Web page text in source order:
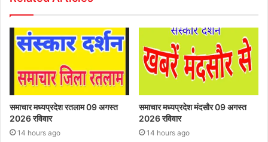
समाचार मध्यप्रदेश रतलाम 09 अगस्त
2026 रविवार
14 hours ago
समाचार मध्यप्रदेश मंदसौर 09 अगस्त
2026 रविवार
14 hours ago